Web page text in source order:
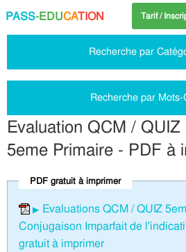
PASS-EDUCATION Tarif /
Recherche par
Recherche par Mots-
Evaluation QCM /
5eme Primaire - PDF à
PDF gratuit à imprimer
Evaluations QCM / QUIZ
Conjugaison Imparfait de
gratuit à imprimer